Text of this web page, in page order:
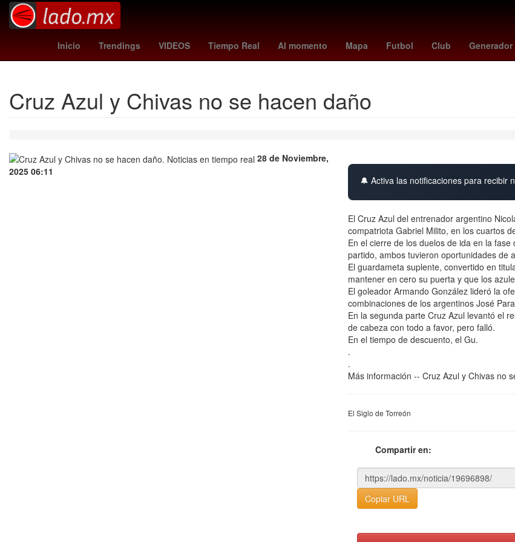
Inicio Trendings VIDEOS Tiempo Real Al momento Mapa Futbol Club Generador
benfica - auckland city Star Wars Venezolanos Chihuahua Desalojo México Canadá Colombia
Cruz Azul y Chivas no se hacen daño
28 de Noviembre,
2025 06:11
🔔 Activa las notificaciones para recibir
El Cruz Azul del entrenador argentino
compatriota Gabriel Milito, en los cuartos
En el cierre de los duelos de ida en la
partido, ambos tuvieron oportunidades de
El guardameta suplente, convertido en
mantener en cero su puerta y que los
El goleador Armando González lideró la
combinaciones de los argentinos José
En la segunda parte Cruz Azul levantó el
de cabeza con todo a favor, pero falló.
En el tiempo de descuento, el Gu.
.
.
Más información -- Cruz Azul y Chivas no
El Siglo de Torreón
Compartir en:
Copiar URL